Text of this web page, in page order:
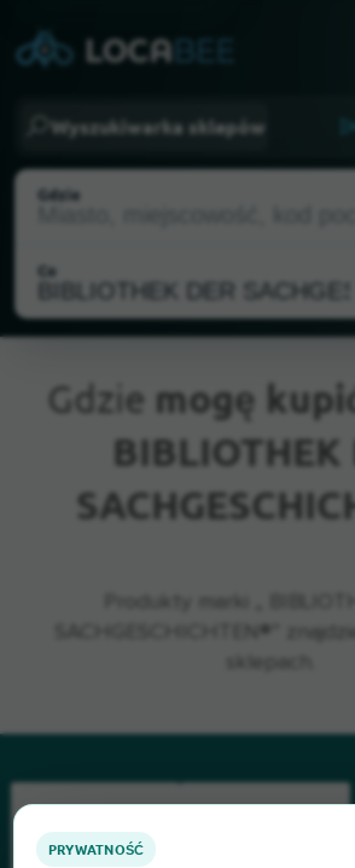
Wyszukiwarka sklepów
Gdzie
Co
Aktualna lokalizacja
Gdzie mogę
BIBLIOTHEK
SACHGESCHICHTEN®”
PRYWATNOŚĆ